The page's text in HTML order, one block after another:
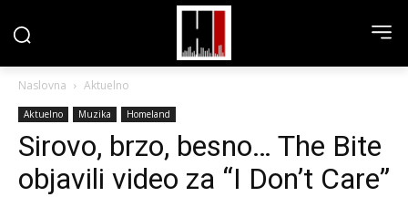
Naslovna Aktuelno
Aktuelno Muzika Homeland
Sirovo, brzo, besno… The Bite
objavili video za “I Don’t Care”